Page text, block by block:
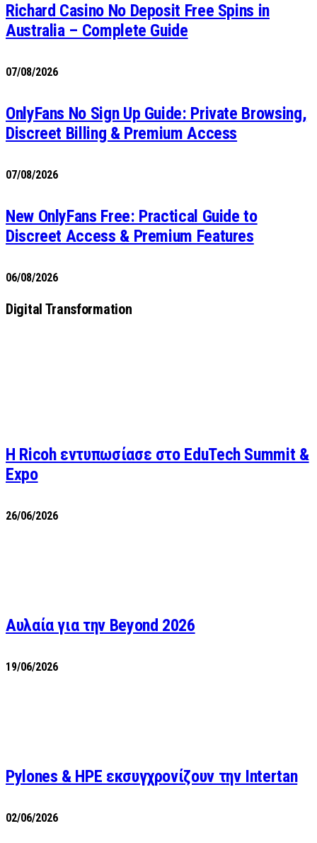
Richard Casino No Deposit Free Spins in
Australia – Complete Guide
07/08/2026
OnlyFans No Sign Up Guide: Private Browsing,
Discreet Billing & Premium Access
07/08/2026
New OnlyFans Free: Practical Guide to
Discreet Access & Premium Features
06/08/2026
Digital Transformation
Η Ricoh εντυπωσίασε στο EduTech Summit &
Expo
26/06/2026
Αυλαία για την Beyond 2026
19/06/2026
Pylones & HPE εκσυγχρονίζουν την Intertan
02/06/2026